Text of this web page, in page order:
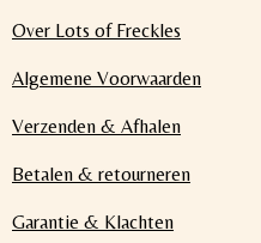
Over Lots of Freckles
Algemene Voorwaarden
Verzenden & Afhalen
Betalen & retourneren
Garantie & Klachten